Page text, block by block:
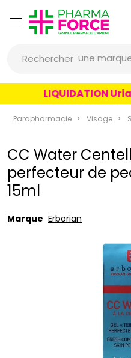
Rechercher
un produit
une marque
LIQUIDATION
Parapharmacie Visage
CC Water
perfecteur de
15ml
Marque Erborian